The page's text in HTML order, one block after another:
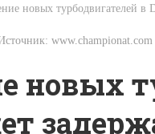
новых турбодвигателей в
новых